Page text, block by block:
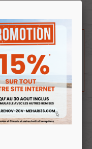
sur le produit
service
mail à
.